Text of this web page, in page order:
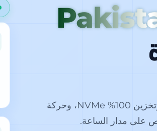
مدعومة بمعالجات AMD Ryzen، وتخزين 100% NVMe، وحركة
على مدار الساعة.